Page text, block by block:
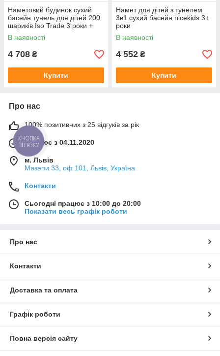
Наметовий будинок сухий
басейн тунель для дітей 200
шариків Iso Trade 3 роки +
В наявності
4 708 ₴
Купити
Намет для дітей з тунелем
3в1 сухий басейн nicekids 3+
роки
В наявності
4 552 ₴
Купити
Про нас
100% позитивних з 25 відгуків за рік
Працює з 04.11.2020
м. Львів
Мазепи 33, оф 101, Львів, Україна
Контакти
Сьогодні працює з 10:00 до 20:00
Показати весь графік роботи
Про нас
Контакти
Доставка та оплата
Графік роботи
Повна версія сайту
КНОПКА
ЗВ'ЯЗКУ